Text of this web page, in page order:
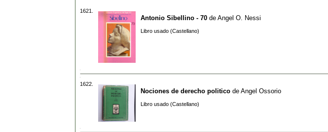
1621.
Antonio Sibellino - 70 de Angel O. Nessi
Libro usado (Castellano)
1622.
Nociones de derecho politico de Angel Ossorio
Libro usado (Castellano)